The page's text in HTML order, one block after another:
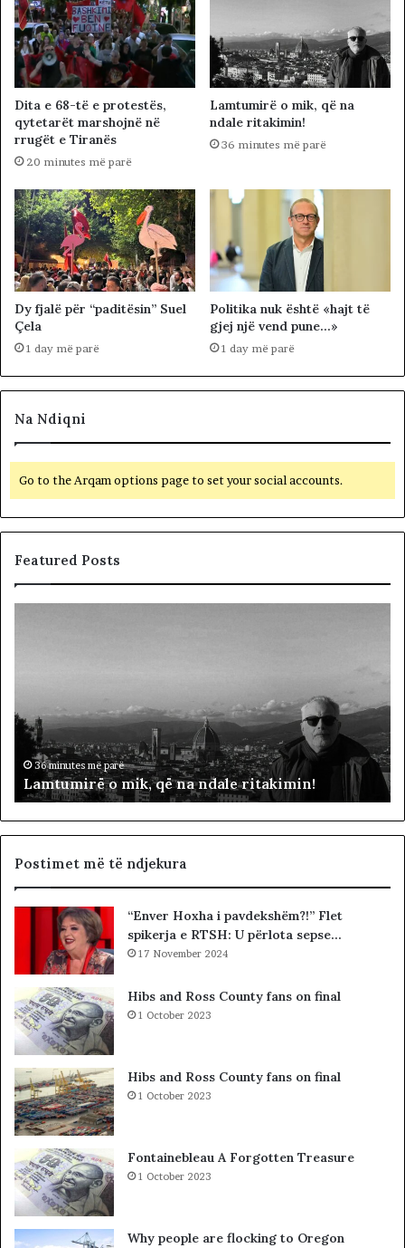
Dita e 68-të e protestës,
qytetarët marshojnë në
rrugët e Tiranës
20 minutes më parë
Lamtumirë o mik, që na
ndale ritakimin!
36 minutes më parë
Dy fjalë për “paditësin” Suel
Çela
1 day më parë
Politika nuk është «hajt të
gjej një vend pune…»
1 day më parë
Na Ndiqni
Go to the Arqam options page to set your social accounts.
Featured Posts
i
m
i
k
,
d
l
r
i
t
a
k
m
i
n
!
36 minutes më parë
Lamtumirë o mik, që na ndale ritakimin!
p
a
Postimet më të ndjekura
“Enver Hoxha i pavdekshëm?!” Flet
spikerja e RTSH: U përlota sepse…
17 November 2024
Hibs and Ross County fans on final
1 October 2023
Hibs and Ross County fans on final
1 October 2023
Fontainebleau A Forgotten Treasure
1 October 2023
Why people are flocking to Oregon